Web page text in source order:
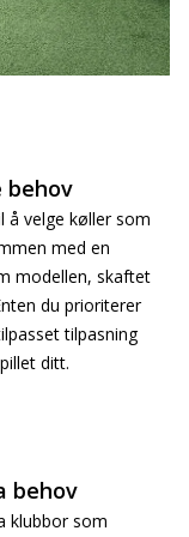
behov
å velge køller som
med en
modellen, skaftet
du prioriterer
tilpasning
ditt.
behov
klubbor som